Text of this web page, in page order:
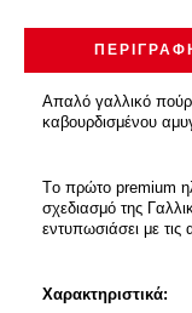
Απαλό γαλλικό
καβουρδισμένου
Tο πρώτο premium
σχεδιασμό της
εντυπωσιάσει με
Χαρακτηριστικά: